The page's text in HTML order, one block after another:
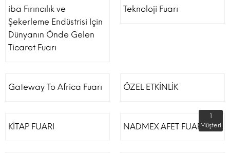
iba Fırıncılık ve
Şekerleme Endüstrisi Için
Dünyanın Önde Gelen
Ticaret Fuarı
Teknoloji Fuarı
Gateway To Africa Fuarı ÖZEL ETKİNLİK
KİTAP FUARI NADMEX AFET FUARI
1
Müşteri